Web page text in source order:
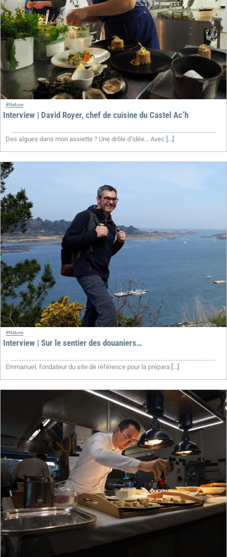
#Nature
Interview | David Royer, chef de cuisine du Castel Ac’h
Des algues dans mon assiette ? Une drôle d’idée... Avec [...]
#Nature
Interview | Sur le sentier des douaniers…
Emmanuel, fondateur du site de référence pour la prépara [...]